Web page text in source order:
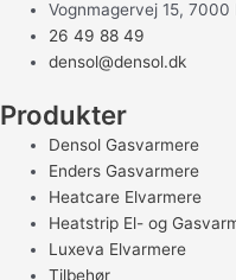
Vognmagervej 15,
26 49 88 49
densol@densol.dk
Produkter
Densol Gasvarmere
Enders Gasvarmere
Heatcare Elvarmere
Heatstrip El- og
Luxeva Elvarmere
Tilbehør